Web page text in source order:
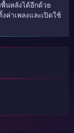
พื้นหลังได้อีกด้วย
ค่าเพลงและเปิดใช้